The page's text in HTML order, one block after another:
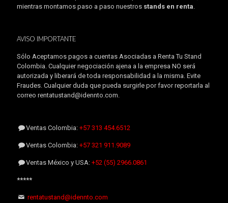
mientras montamos paso a paso nuestros stands en renta
AVISO IMPORTANTE
Sólo Aceptamos pagos a cuentas Asociadas a Renta Tu Stand
Colombia. Cualquier negociación ajena a la empresa NO será
autorizada y liberará de toda responsabilidad a la misma. Evite
Fraudes. Cualquier duda que pueda surgirle por favor reportarla al
correo rentatustand@idennto.com.
Ventas Colombia:+57 313 454.6512
Ventas Colombia:+57 321 911.9089
Ventas México y USA:+52 (55) 2966.0861
*****
rentatustand@idennto.com